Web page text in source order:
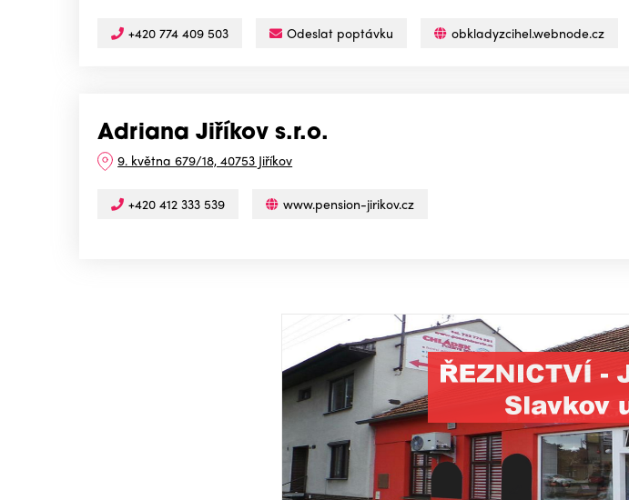
+420 774 409 503 Odeslat poptávku obkladyzcihel.webnode.cz
Adriana Jiříkov s.r.o.
9. května 679/18, 40753 Jiříkov
+420 412 333 539 www.pension-jirikov.cz